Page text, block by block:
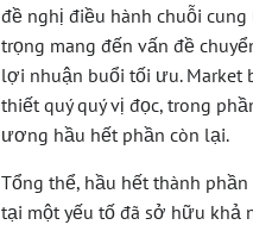
đề nghị điều hành chuỗi
trọng mang đến vấn đề
lợi nhuận buổi tối ưu. Market
thiết quý quý vị đọc, trong
ương hầu hết phần còn lại.
Tổng thể, hầu hết thành
tại một yếu tố đã sở hữu khả